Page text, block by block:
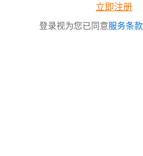
立即注册
登录视为您已同意服务条款